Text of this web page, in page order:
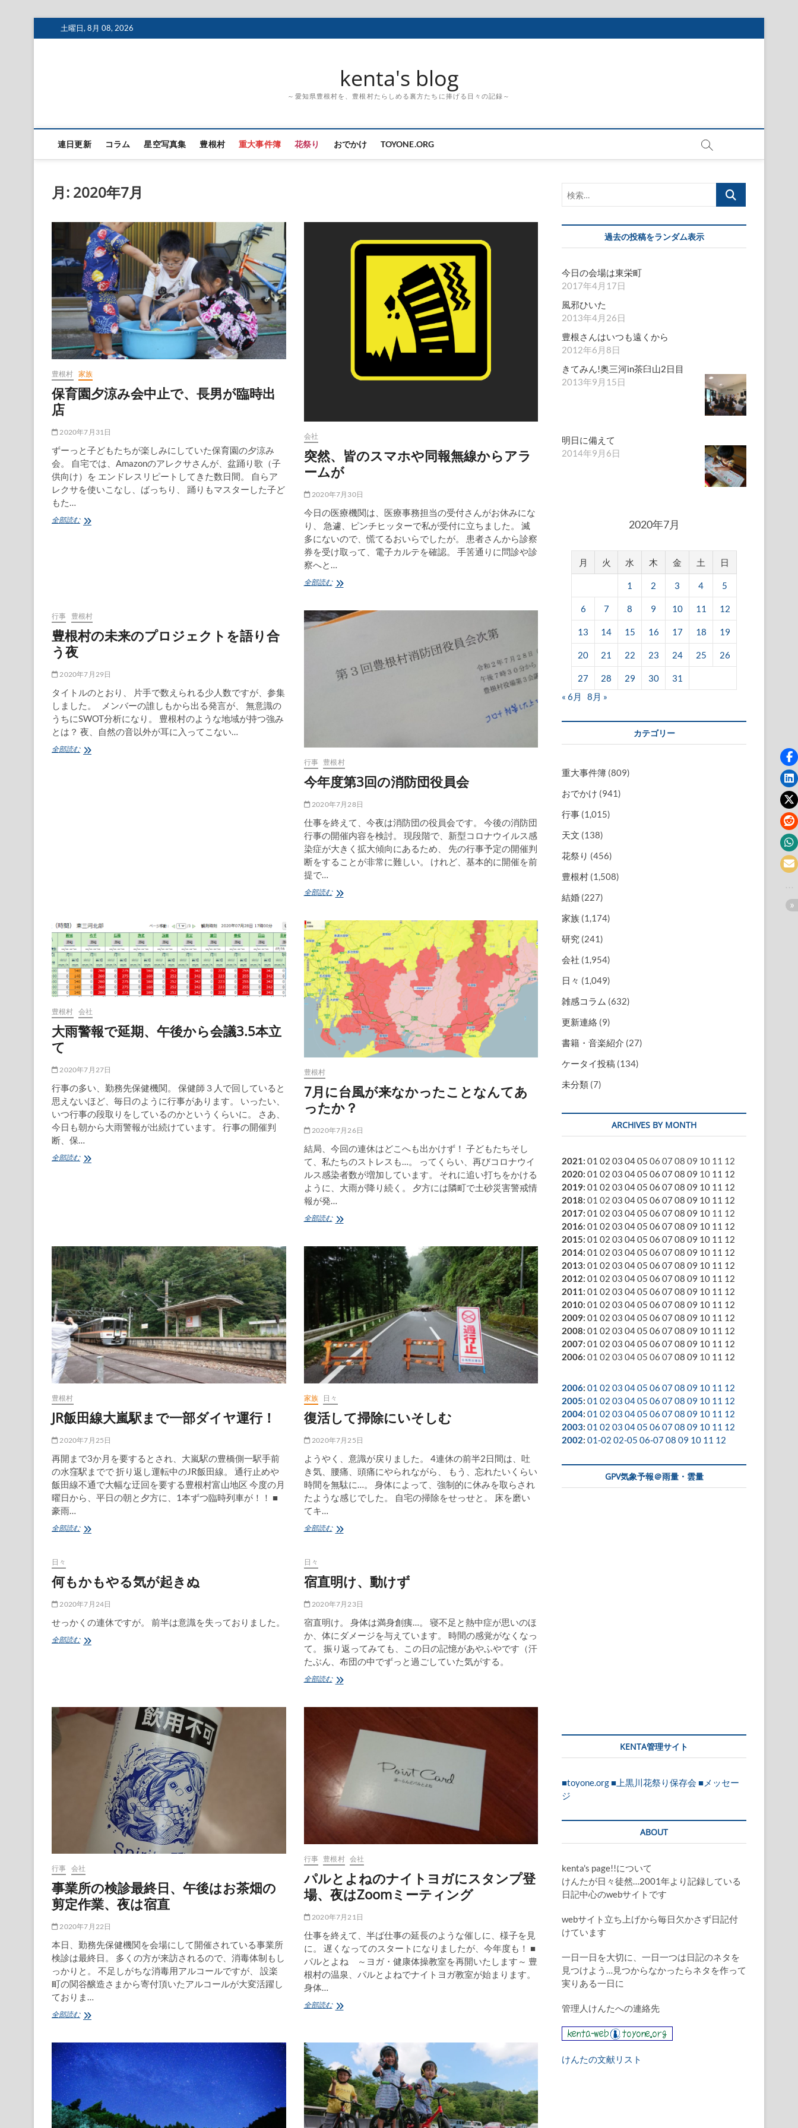
to
土曜日, 8月 08, 2026
kenta's blog
～愛知県豊根村を、豊根村たらしめる裏方たちに捧げる日々の記録～
連日更新 コラム 星空写真集 豊根村 重大事件簿 花祭り おでかけ TOYONE.ORG
月: 2020年7月
豊根村 家族
保育園夕涼み会中止で、長男が臨時出
店
2020年7月31日
ずーっと子どもたちが楽しみにしていた保育園の夕涼み
会。 自宅では、Amazonのアレクサさんが、盆踊り歌（子
供向け）を エンドレスリピートしてきた数日間。 自らア
レクサを使いこなし、ばっちり、 踊りもマスターした子ど
もた…
全部読む保
で、
男
出
店
会社
突然、皆のスマホや同報無線からアラ
ームが
2020年7月30日
今日の医療機関は、医療事務担当の受付さんがお休みにな
り、 急遽、ピンチヒッターで私が受付に立ちました。 滅
多にないので、慌てるおいらでしたが。 患者さんから診察
券を受け取って、電子カルテを確認。 手筈通りに問診や診
察へと…
全部読む突
の
ス
報
ム
が
行事 豊根村
豊根村の未来のプロジェクトを語り合
う夜
2020年7月29日
タイトルのとおり、 片手で数えられる少人数ですが、参集
しました。 メンバーの誰しもから出る発言が、 無意識の
うちにSWOT分析になり。 豊根村のような地域が持つ強み
とは？ 夜、自然の音以外が耳に入ってこない…
全部読む豊
う
行事 豊根村
今年度第3回の消防団役員会
2020年7月28日
仕事を終えて、今夜は消防団の役員会です。 今後の消防団
行事の開催内容を検討。 現段階で、新型コロナウイルス感
染症が大きく拡大傾向にあるため、 先の行事予定の開催判
断をすることが非常に難しい。 けれど、基本的に開催を前
提で…
全部読む今
第
3
回
の
消
防
団
役
員
会
豊根村 会社
大雨警報で延期、午後から会議3.5本立
て
2020年7月27日
行事の多い、勤務先保健機関。 保健師３人で回していると
思えないほど、毎日のように行事があります。 いったい、
いつ行事の段取りをしているのかというくらいに。 さあ、
今日も朝から大雨警報が出続けています。 行事の開催判
断、保…
全部読む大
か
ら
会
議
3.5
本
立
て
豊根村
7月に台風が来なかったことなんてあ
ったか？
2020年7月26日
結局、今回の連休はどこへも出かけず！ 子どもたちそし
て、私たちのストレスも…。 ってくらい、再びコロナウイ
ルス感染者数が増加しています。 それに追い打ちをかける
ように、大雨が降り続く。 夕方には隣町で土砂災害警戒情
報が発…
全部読む7
台
風
が
来
な
か
っ
た
こ
と
な
ん
て
っ
か？
豊根村
JR飯田線大嵐駅まで一部ダイヤ運行！
2020年7月25日
再開まで3か月を要するとされ、大嵐駅の豊橋側一駅手前
の水窪駅までで 折り返し運転中のJR飯田線。 通行止めや
飯田線不通で大幅な迂回を要する豊根村富山地区 今度の月
曜日から、平日の朝と夕方に、1本ずつ臨時列車が！！ ■
豪雨…
全部読むJR
嵐
ま
一
ダ
家族 日々
復活して掃除にいそしむ
2020年7月25日
ようやく、意識が戻りました。 4連休の前半2日間は、吐
き気、腰痛、頭痛にやられながら、 もう、忘れたいくらい
時間を無駄に…。 身体によって、強制的に休みを取らされ
たような感じでした。 自宅の掃除をせっせと。 床を磨い
てキ…
全部読む復
除
い
し
む
日々
何もかもやる気が起きぬ
2020年7月24日
せっかくの連休ですが。 前半は意識を失っておりました。
全部読む何
が
日々
宿直明け、動けず
2020年7月23日
宿直明け。 身体は満身創痍…。 寝不足と熱中症が思いのほ
か、体にダメージを与えています。 時間の感覚がなくなっ
て。 振り返ってみても、この日の記憶があやふやです（汗
たぶん、布団の中でずっと過ごしていた気がする。
全部読む宿
行事 会社
事業所の検診最終日、午後はお茶畑の
剪定作業、夜は宿直
2020年7月22日
本日、勤務先保健機関を会場にして開催されている事業所
検診は最終日。 多くの方が来訪されるので、消毒体制もし
っかりと。 不足しがちな消毒用アルコールですが、 設楽
町の関谷醸造さまから寄付頂いたアルコールが大変活躍し
ておりま…
全部読む事
の
検
診
日、
午
後
行事 豊根村 会社
パルとよねのナイトヨガにスタンプ登
場、夜はZoomミーティング
2020年7月21日
仕事を終えて、半ば仕事の延長のような催しに、様子を見
に。 遅くなってのスタートになりましたが、今年度も！ ■
パルとよね ～ヨガ・健康体操教室を再開いたします～ 豊
根村の温泉、パルとよねでナイトヨガ教室が始まります。
身体…
全部読むパ
ナ
イ
ト
ヨ
ガ
に
索…
過去の投稿をランダム表示
今日の会場は東栄町
2017年4月17日
風邪ひいた
2013年4月26日
豊根さんはいつも遠くから
2012年6月8日
きてみん!奥三河in茶臼山2日目
2013年9月15日
明日に備えて
2014年9月6日
2020年7月
月 火 水 木 金 土 日
1 2 3 4 5
6 7 8 9 10 11 12
13 14 15 16 17 18 19
20 21 22 23 24 25 26
27 28 29 30
31
« 6月
8月 »
カテゴリー
重大事件簿 (809)
おでかけ (941)
行事 (1,015)
天文 (138)
花祭り (456)
豊根村 (1,508)
結婚 (227)
家族 (1,174)
研究 (241)
会社 (1,954)
日々 (1,049)
雑感コラム (632)
更新連絡 (9)
書籍・音楽紹介 (27)
ケータイ投稿 (134)
未分類 (7)
ARCHIVES BY MONTH
2021: 01 02 03 0405 06 07 08 09 10 11 12
2020: 01 02 03 0405 06 07 08 09 10 11 12
2019: 01 02 03 0405 06 07 08 09 10 11 12
2018: 01 02 03 0405 06 07 08 09 10 11 12
2017: 01 02 03 0405 06 07 08 09 10 11 12
2016: 01 02 03 0405 06 07 08 09 10 11 12
2015: 01 02 03 0405 06 07 08 09 10 11 12
2014: 01 02 03 0405 06 07 08 09 10 11 12
2013: 01 02 03 0405 06 07 08 09 10 11 12
2012: 01 02 03 0405 06 07 08 09 10 11 12
2011: 01 02 03 0405 06 07 08 09 10 11 12
2010: 01 02 03 0405 06 07 08 09 10 11 12
2009: 01 02 03 0405 06 07 08 09 10 11 12
2008: 01 02 03 0405 06 07 08 09 10 11 12
2007: 01 02 03 0405 06 07 08 09 10 11 12
2006: 01 02 03 0405 06 07 08 09 10 11 12
2006: 01 02 03 0405 06 0708 09 10 11 12
2005: 01 02 03 0405 06 0708 09 10 11 12
2004: 01 02 03 0405 06 0708 09 10 11 12
2003: 01 02 03 0405 06 0708 09 10 11 12
2002: 01-02 02-05 06-0708 09 10 11 12
GPV気象予報＠雨量・雲量
KENTA管理サイト
■toyone.org ■上黒川花祭り保存会 ■メッセー
ジ
ABOUT
kenta's page!!について
けんたが日々徒然…2001年より記録している
日記中心のwebサイトです
webサイト立ち上げから毎日欠かさず日記付
けています
一日一日を大切に、一日一つは日記のネタを
見つけよう…見つからなかったらネタを作って
実りある一日に
管理人けんたへの連絡先
けんたの文献リスト